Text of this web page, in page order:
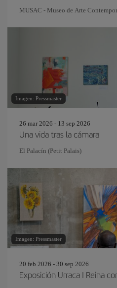
MUSAC - Museo de Arte
Imagen: Pressmaster
26 mar 2026 - 13 sep 2026
Una vida tras la cámara
El Palacín (Petit Palais)
Imagen: Pressmaster
20 feb 2026 - 30 sep 2026
Exposición Urraca I Reina